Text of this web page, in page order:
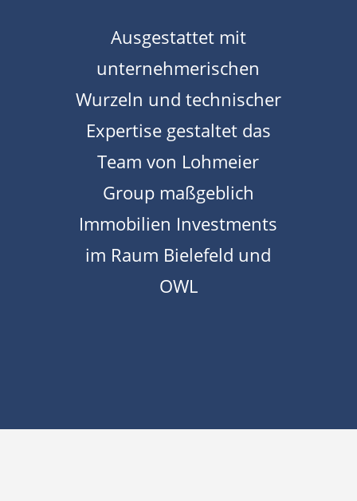
Ausgestattet mit
unternehmerischen
Wurzeln und technischer
Expertise gestaltet das
Team von Lohmeier
Group maßgeblich
Immobilien Investments
im Raum Bielefeld und
OWL